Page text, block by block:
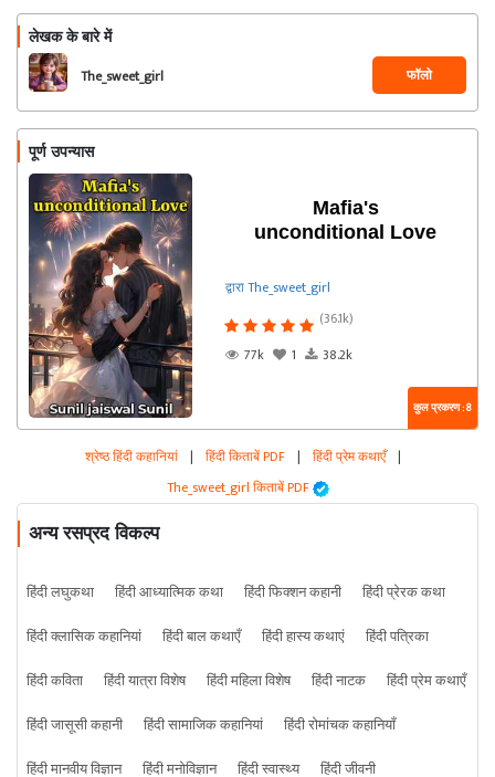
लेखक के बारे में
The_sweet_girl फॉलो
पूर्ण उपन्यास
Mafia's
unconditional Love
द्वारा The_sweet_girl
(36.1k)
77k
1 38.2k
कुल प्रकरण : 8
श्रेष्ठ हिंदी कहानियां | हिंदी किताबें PDF | हिंदी प्रेम कथाएँ |
The_sweet_girl किताबें PDF
अन्य रसप्रद विकल्प
हिंदी लघुकथा हिंदी आध्यात्मिक कथा हिंदी फिक्शन कहानी
हिंदी प्रेरक कथा
हिंदी क्लासिक कहानियां
हिंदी बाल कथाएँ हिंदी हास्य कथाएं
हिंदी पत्रिका
हिंदी कविता
हिंदी यात्रा विशेष हिंदी महिला विशेष हिंदी नाटक
हिंदी प्रेम कथाएँ
हिंदी जासूसी कहानी
हिंदी सामाजिक कहानियां
हिंदी रोमांचक कहानियाँ
हिंदी मानवीय विज्ञान
हिंदी मनोविज्ञान हिंदी स्वास्थ्य हिंदी जीवनी